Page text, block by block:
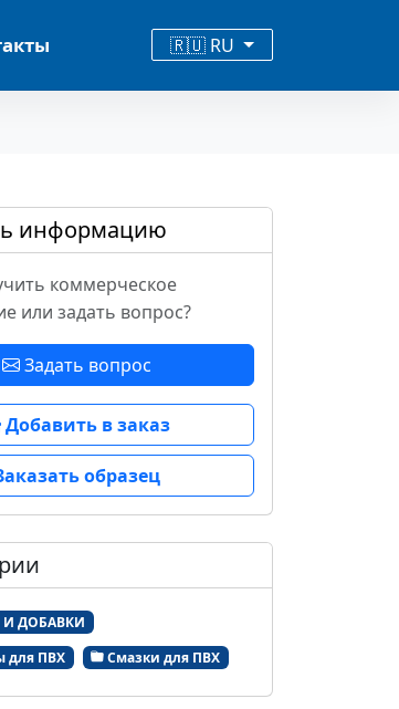
🇷🇺 RU
информацию
коммерческое
или задать вопрос?
Задать вопрос
Добавить в заказ
образец
ДОБАВКИ
для ПВХ
Смазки для ПВХ